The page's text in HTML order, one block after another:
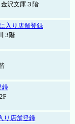
沢文庫３階
入り店舗登録
3階
録
り店舗登録